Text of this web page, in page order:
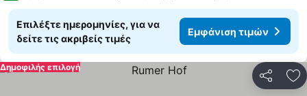
Επιλέξτε ημερομηνίες, για να
δείτε τις ακριβείς τιμές
Εμφάνιση τιμών
Δημοφιλής επιλογή